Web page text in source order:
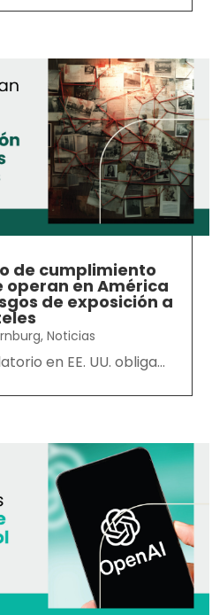
de cumplimiento
en América
de exposición a
,Noticias
en EE. UU. obliga...